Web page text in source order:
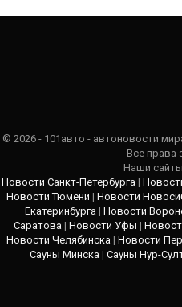
© 2026 - 101авто - автоновости
Все права
Наши
Новости Санкт-Петербурга |
Новости Тюмени | Новости
Екатеринбурга | Новости
Саратова| Новости Уфы |
Новости Челябинска| Новости
Сауны Минска | Сауны Нур-